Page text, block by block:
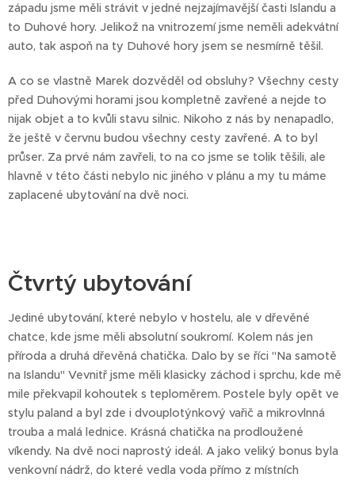
západu jsme měli strávit v jedné nejzajímavější časti Islandu a
to Duhové hory. Jelikož na vnitrozemí jsme neměli adekvátní
auto, tak aspoň na ty Duhové hory jsem se nesmírně těšil.
A co se vlastně Marek dozvěděl od obsluhy? Všechny cesty
před Duhovými horami jsou kompletně zavřené a nejde to
nijak objet a to kvůli stavu silnic. Nikoho z nás by nenapadlo,
že ještě v červnu budou všechny cesty zavřené. A to byl
průser. Za prvé nám zavřeli, to na co jsme se tolik těšili, ale
hlavně v této části nebylo nic jiného v plánu a my tu máme
zaplacené ubytování na dvě noci.
Čtvrtý ubytování
Jediné ubytování, které nebylo v hostelu, ale v dřevěné
chatce, kde jsme měli absolutní soukromí. Kolem nás jen
příroda a druhá dřevěná chatička. Dalo by se říci "Na samotě
na Islandu" Vevnitř jsme měli klasicky záchod i sprchu, kde mě
mile překvapil kohoutek s teploměrem. Postele byly opět ve
stylu paland a byl zde i dvouplotýnkový vařič a mikrovlnná
trouba a malá lednice. Krásná chatička na prodloužené
víkendy. Na dvě noci naprostý ideál. A jako veliký bonus byla
venkovní nádrž, do které vedla voda přímo z místních